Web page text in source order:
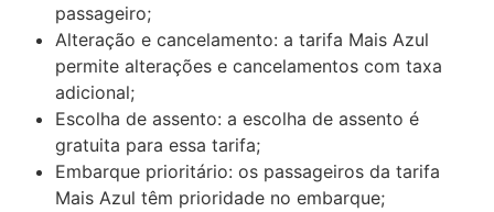
passageiro;
Alteração e cancelamento: a tarifa Mais Azul
permite alterações e cancelamentos com taxa
adicional;
Escolha de assento: a escolha de assento é
gratuita para essa tarifa;
Embarque prioritário: os passageiros da tarifa
Mais Azul têm prioridade no embarque;